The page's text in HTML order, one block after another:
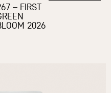
– FIRST
2026